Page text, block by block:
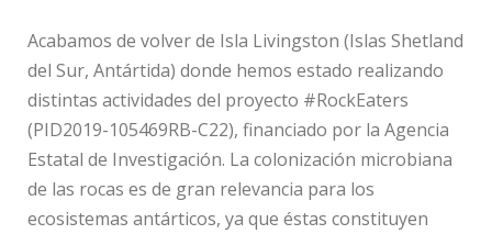
Acabamos de volver de Isla Livingston (Islas Shetland
del Sur, Antártida) donde hemos estado realizando
distintas actividades del proyecto #RockEaters
(PID2019-105469RB-C22), financiado por la Agencia
Estatal de Investigación. La colonización microbiana
de las rocas es de gran relevancia para los
ecosistemas antárticos, ya que éstas constituyen